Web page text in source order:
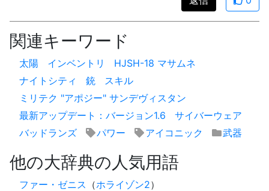
関連キーワード
太陽 インベントリ
HJSH-18 マサムネ
ナイトシティ
銃
スキル
ミリテク "アポジー" サンデヴィスタン
最新アップデート：バージョン1.6
サイバーウェア
バッドランズ
パワー アイコニック 武器
他の大辞典の人気用語
ファー・ゼニス （ホライゾン2）